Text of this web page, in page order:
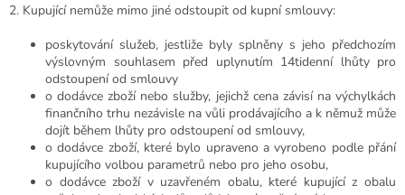
2. Kupující nemůže mimo jiné odstoupit od kupní smlouvy:
poskytování služeb, jestliže byly splněny s jeho předchozím
výslovným souhlasem před uplynutím 14tidenní lhůty pro
odstoupení od smlouvy
o dodávce zboží nebo služby, jejichž cena závisí na výchylkách
finančního trhu nezávisle na vůli prodávajícího a k němuž může
dojít během lhůty pro odstoupení od smlouvy,
o dodávce zboží, které bylo upraveno a vyrobeno podle přání
kupujícího volbou parametrů nebo pro jeho osobu,
o dodávce zboží v uzavřeném obalu, které kupující z obalu